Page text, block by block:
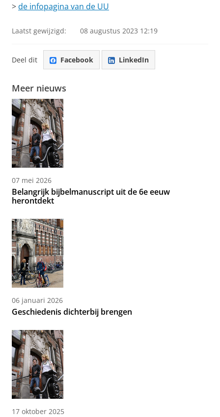
>de infopagina van de UU
Laatst gewijzigd: 08 augustus 2023 12:19
Deel dit Facebook LinkedIn
Meer nieuws
07 mei 2026
Belangrijk bijbelmanuscript uit de 6e eeuw
herontdekt
06 januari 2026
Geschiedenis dichterbij brengen
17 oktober 2025